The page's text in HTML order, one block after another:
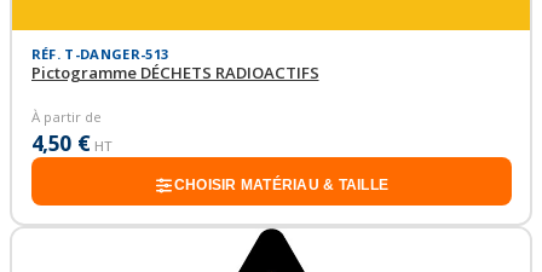
RÉF. T-DANGER-513
Pictogramme DÉCHETS RADIOACTIFS
À partir de
4,50 € HT
CHOISIR MATÉRIAU & TAILLE